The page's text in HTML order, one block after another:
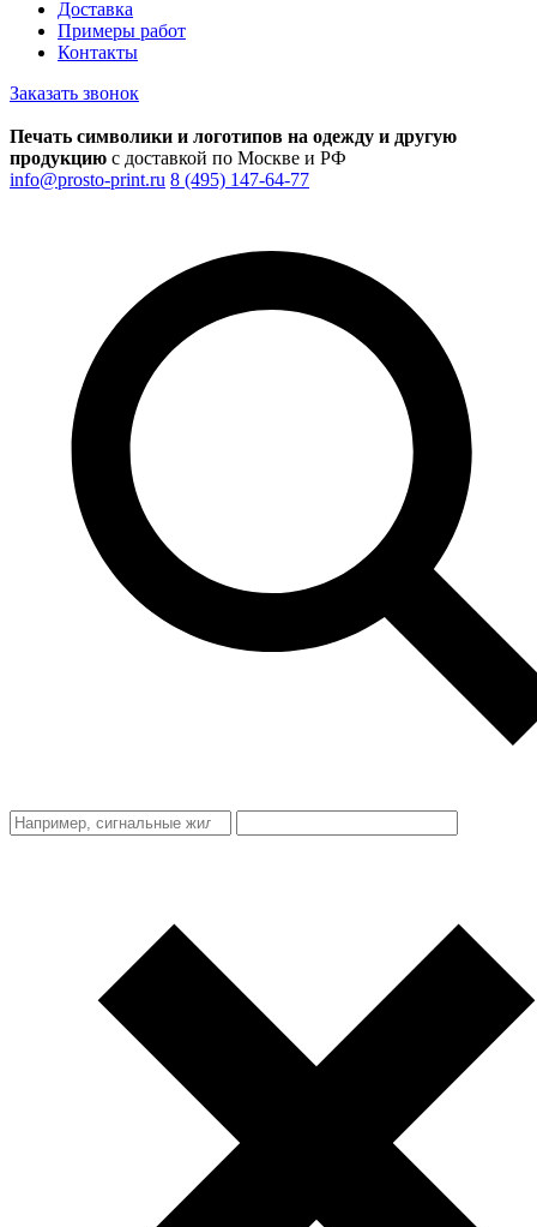
Доставка
Примеры работ
Контакты
Заказать звонок
Печать символики и логотипов на одежду и другую
продукцию с доставкой по Москве и РФ
info@prosto-print.ru 8 (495) 147-64-77